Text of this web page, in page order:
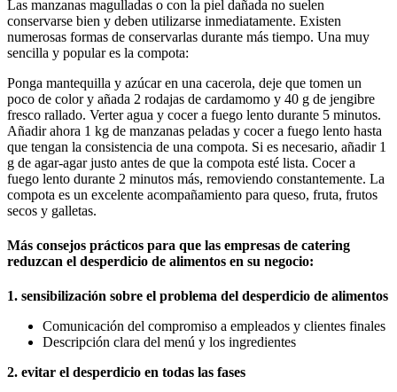
Las manzanas magulladas o con la piel dañada no suelen
conservarse bien y deben utilizarse inmediatamente. Existen
numerosas formas de conservarlas durante más tiempo. Una muy
sencilla y popular es la compota:
Ponga mantequilla y azúcar en una cacerola, deje que tomen un
poco de color y añada 2 rodajas de cardamomo y 40 g de jengibre
fresco rallado. Verter agua y cocer a fuego lento durante 5 minutos.
Añadir ahora 1 kg de manzanas peladas y cocer a fuego lento hasta
que tengan la consistencia de una compota. Si es necesario, añadir 1
g de agar-agar justo antes de que la compota esté lista. Cocer a
fuego lento durante 2 minutos más, removiendo constantemente. La
compota es un excelente acompañamiento para queso, fruta, frutos
secos y galletas.
Más consejos prácticos para que las empresas de catering
reduzcan el desperdicio de alimentos en su negocio:
1. sensibilización sobre el problema del desperdicio de alimentos
Comunicación del compromiso a empleados y clientes finales
Descripción clara del menú y los ingredientes
2. evitar el desperdicio en todas las fases